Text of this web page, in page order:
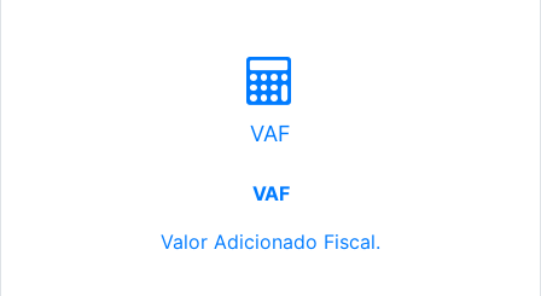
VAF
VAF
Valor Adicionado Fiscal.